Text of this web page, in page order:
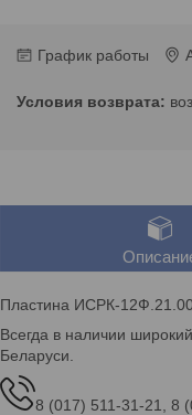
График работы
Пластина ИСРК-
Всегда в наличии
Беларуси.
8 (017) 511-31-21, 8